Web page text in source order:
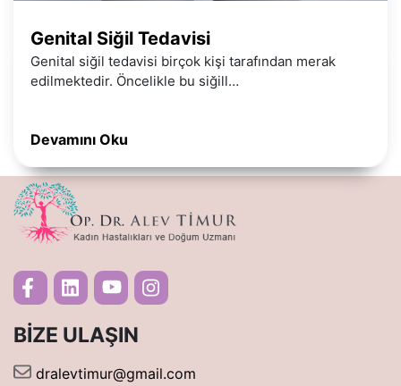
Genital Siğil Tedavisi
Genital siğil tedavisi birçok kişi tarafından merak
edilmektedir. Öncelikle bu siğill…
Devamını Oku
BIZE ULAŞIN
dralevtimur@gmail.com